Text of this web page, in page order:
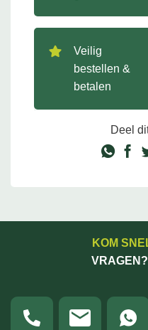
Veilig
bestellen &
betalen
Deel
KOM